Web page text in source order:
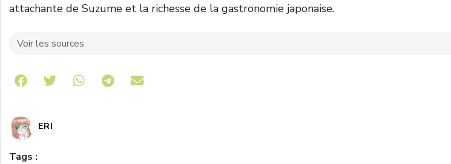
attachante de Suzume et la richesse de la gastronomie japonaise.
Voir les sources
Share on Telegram
ERI
Tags :